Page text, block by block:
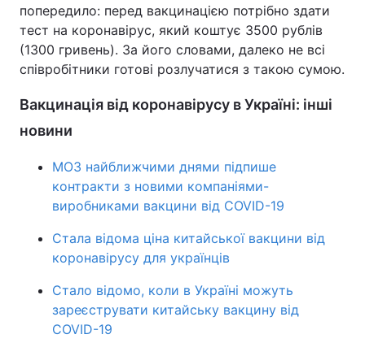
попередило: перед вакцинацією потрібно здати
тест на коронавірус, який коштує 3500 рублів
(1300 гривень). За його словами, далеко не всі
співробітники готові розлучатися з такою сумою.
Вакцинація від коронавірусу в Україні: інші
новини
МОЗ найближчими днями підпише
контракти з новими компаніями-
виробниками вакцини від COVID-19
Стала відома ціна китайської вакцини від
коронавірусу для українців
Стало відомо, коли в Україні можуть
зареєструвати китайську вакцину від
COVID-19